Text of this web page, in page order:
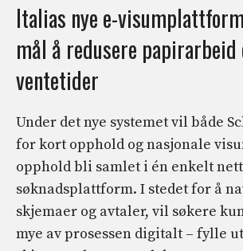
Italias nye e-
mål å redusere papirarbeid
ventetider
Under det nye systemet vil både
for kort opphold og nasjonale
opphold bli samlet i én enkelt
søknadsplattform. I stedet for å
skjemaer og avtaler, vil søkere
mye av prosessen digitalt – fylle